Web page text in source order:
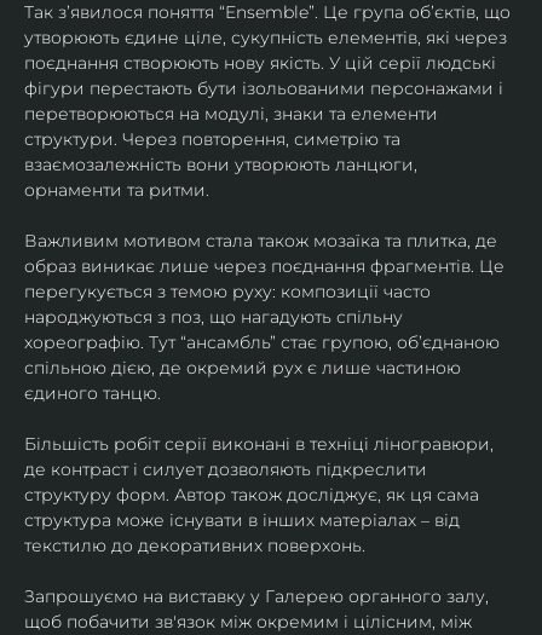
Так з’явилося поняття “Ensemble”. Це група об’єктів, що
утворюють єдине ціле, сукупність елементів, які через
поєднання створюють нову якість. У цій серії людські
фігури перестають бути ізольованими персонажами і
перетворюються на модулі, знаки та елементи
структури. Через повторення, симетрію та
взаємозалежність вони утворюють ланцюги,
орнаменти та ритми.
Важливим мотивом стала також мозаїка та плитка, де
образ виникає лише через поєднання фрагментів. Це
перегукується з темою руху: композиції часто
народжуються з поз, що нагадують спільну
хореографію. Тут “ансамбль” стає групою, об’єднаною
спільною дією, де окремий рух є лише частиною
єдиного танцю.
Більшість робіт серії виконані в техніці ліногравюри,
де контраст і силует дозволяють підкреслити
структуру форм. Автор також досліджує, як ця сама
структура може існувати в інших матеріалах – від
текстилю до декоративних поверхонь.
Запрошуємо на виставку у Галерею органного залу,
щоб побачити зв'язок між окремим і цілісним, між